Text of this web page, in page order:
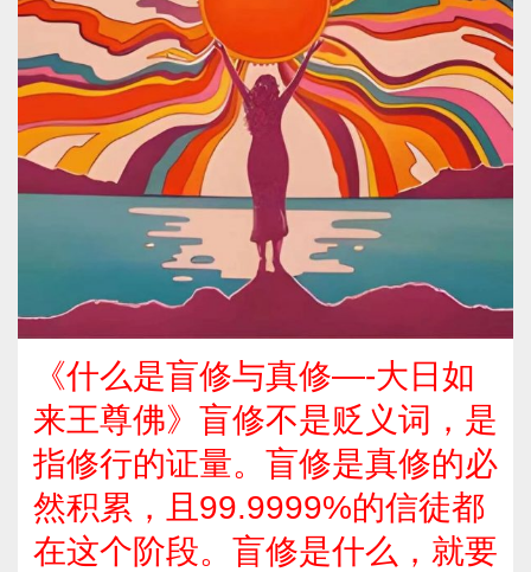
《什么是盲修与真修—-大日如
来王尊佛》盲修不是贬义词，是
指修行的证量。盲修是真修的必
然积累，且99.9999%的信徒都
在这个阶段。盲修是什么，就要